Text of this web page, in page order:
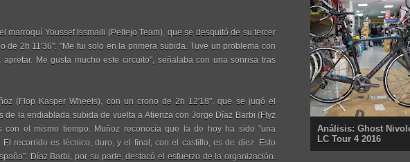
marroquí Youssef Issmaili (Pellejo Team), que se desquitó de su tercer
de 2h 11'36". "Me fui solo en la primera subida. Tuve un problema con
Me gusta mucho este circuito", señalaba con una sonrisa tras
(Flop Kasper Wheels), con un crono de 2h 12'18", que se jugó el
de la endiablada subida de vuelta a Atienza con Jorge Díaz Barbi (Flyz
con el mismo tiempo. Muñoz reconocía que la de hoy ha sido "una
recorrido es técnico, duro, y el final, con el castillo, es de diez. Esto
Díaz Barbi, por su parte, destacó el esfuerzo de la organización.
Análisis: Ghost
LC Tour 4 2016